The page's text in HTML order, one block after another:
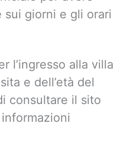
sui giorni e gli orari
l’ingresso alla villa
e dell’età del
consultare il sito